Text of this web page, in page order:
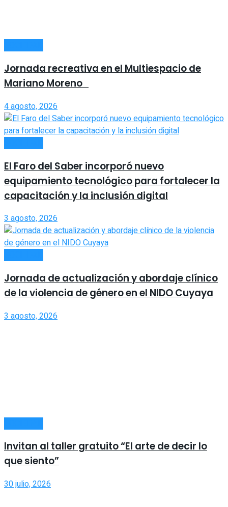
Jornada recreativa en el Multiespacio de
Mariano Moreno
4 agosto, 2026
El Faro del Saber incorporó nuevo
equipamiento tecnológico para fortalecer la
capacitación y la inclusión digital
3 agosto, 2026
Jornada de actualización y abordaje clínico
de la violencia de género en el NIDO Cuyaya
3 agosto, 2026
Invitan al taller gratuito “El arte de decir lo
que siento”
30 julio, 2026